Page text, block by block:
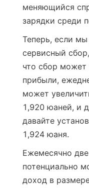
меняющийся
зарядки среди
Теперь, если
сервисный
что сбор
прибыли,
может
1,920 юаней, и
давайте
1,924 юаня.
Ежемесячно
потенциально
доход в